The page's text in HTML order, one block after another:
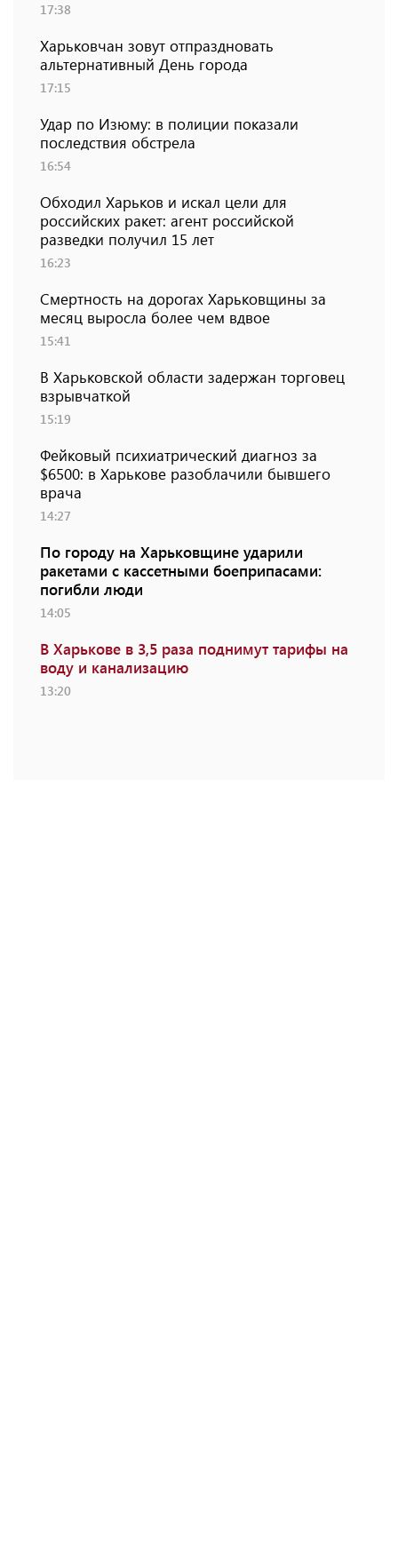
17:38
Харьковчан зовут отпраздновать
альтернативный День города
17:15
Удар по Изюму: в полиции показали
последствия обстрела
16:54
Обходил Харьков и искал цели для
российских ракет: агент российской
разведки получил 15 лет
16:23
Смертность на дорогах Харьковщины за
месяц выросла более чем вдвое
15:41
В Харьковской области задержан торговец
взрывчаткой
15:19
Фейковый психиатрический диагноз за
$6500: в Харькове разоблачили бывшего
врача
14:27
По городу на Харьковщине ударили
ракетами с кассетными боеприпасами:
погибли люди
14:05
В Харькове в 3,5 раза поднимут тарифы на
воду и канализацию
13:20